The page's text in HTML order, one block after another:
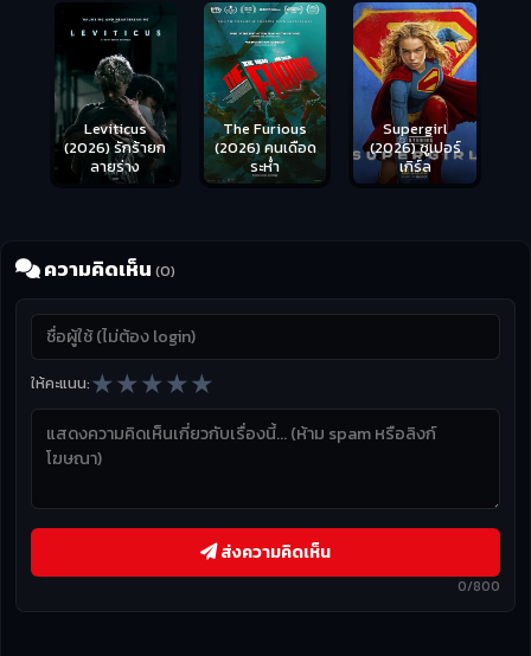
Leviticus
(2026) รักร้ายก
ลายร่าง
The Furious
(2026) คนเดือด
ระห่ำ
Supergirl
(2026) ซูเปอร์
เกิร์ล
ความคิดเห็น (0)
ให้คะแนน:★★★★★
0/800
ส่งความคิดเห็น